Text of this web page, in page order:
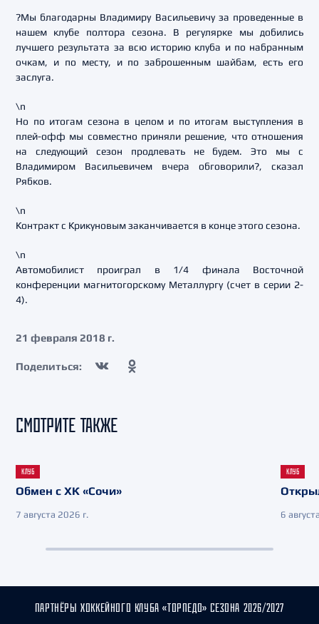
?Мы благодарны Владимиру Васильевичу за проведенные в
нашем клубе полтора сезона. В регулярке мы добились
лучшего результата за всю историю клуба и по набранным
очкам, и по месту, и по заброшенным шайбам, есть его
заслуга.
\n
Но по итогам сезона в целом и по итогам выступления в
плей-офф мы совместно приняли решение, что отношения
на следующий сезон продлевать не будем. Это мы с
Владимиром Васильевичем вчера обговорили?, сказал
Рябков.
\n
Контракт с Крикуновым заканчивается в конце этого сезона.
\n
Автомобилист проиграл в 1/4 финала Восточной
конференции магнитогорскому Металлургу (счет в серии 2-
4).
21 февраля 2018 г.
Поделиться:
СМОТРИТЕ ТАКЖЕ
КЛУБ
Обмен с ХК «Сочи»
7 августа 2026 г.
КЛУБ
6
ПАРТНЁРЫ ХОККЕЙНОГО КЛУБА «ТОРПЕДО» СЕЗОНА 2026/2027